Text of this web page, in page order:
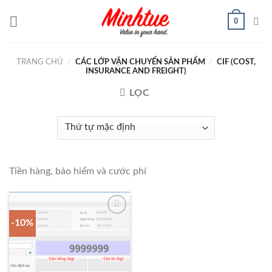
0
TRANG CHỦ / CÁC LỚP VẬN CHUYỂN SẢN PHẨM /
CIF (COST,
INSURANCE AND FREIGHT)
LỌC
Tiền hàng, bảo hiểm và cước phí
-10%